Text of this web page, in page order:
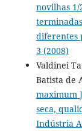
novilhas
diferentes
3 (2008)
Valdinei
Batista de
maximum
seca,
Indústria